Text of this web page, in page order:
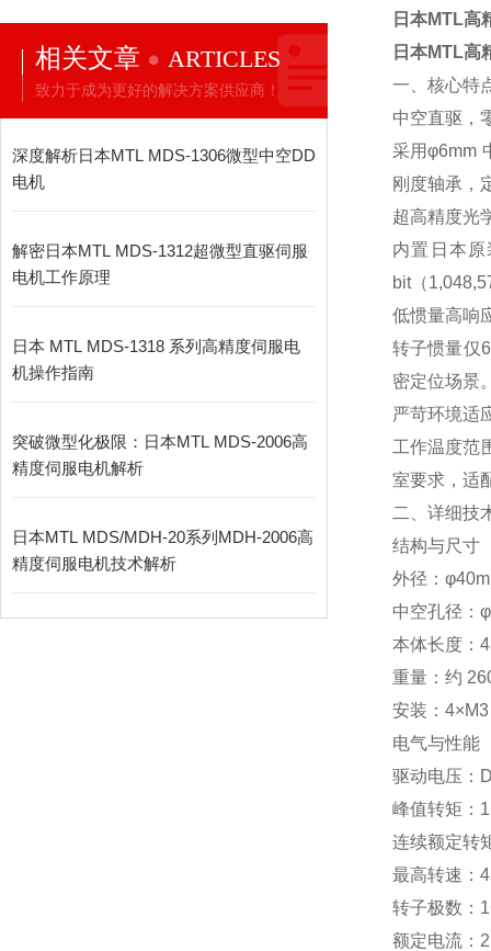
相关文章 ARTICLES
致力于成为更好的解决方案供应商！
深度解析日本MTL MDS-1306微型中空DD
电机
解密日本MTL MDS-1312超微型直驱伺服
电机工作原理
日本 MTL MDS-1318 系列高精度伺服电
机操作指南
突破微型化极限：日本MTL MDS-2006高
精度伺服电机解析
日本MTL MDS/MDH-20系列MDH-2006高
精度伺服电机技术解析
日本MTL高
日本MTL高
一、核心特
中空直驱，
采用φ6mm
刚度轴承，
超高精度光
内置日本
bit（
低惯量高响
转子惯量仅
密定位场景
严苛环境适
工作温度范
室要求，适
二、详细技
结构与尺寸
外径：
中空孔径：
本体长度：
重量：约
安装：
电气与性能
驱动电压：
峰值转矩：
连续额定转
最高转速：
转子极数：
额定电流：